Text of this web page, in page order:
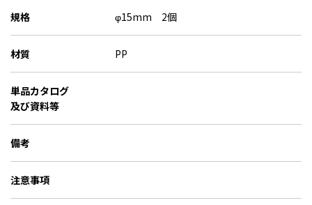
規格 φ15mm 2個
材質 PP
単品カタログ
及び資料等
備考
注意事項